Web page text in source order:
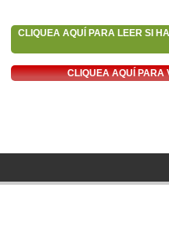
CLIQUEA AQUÍ PARA LEER SI
CLIQUEA AQUÍ PARA